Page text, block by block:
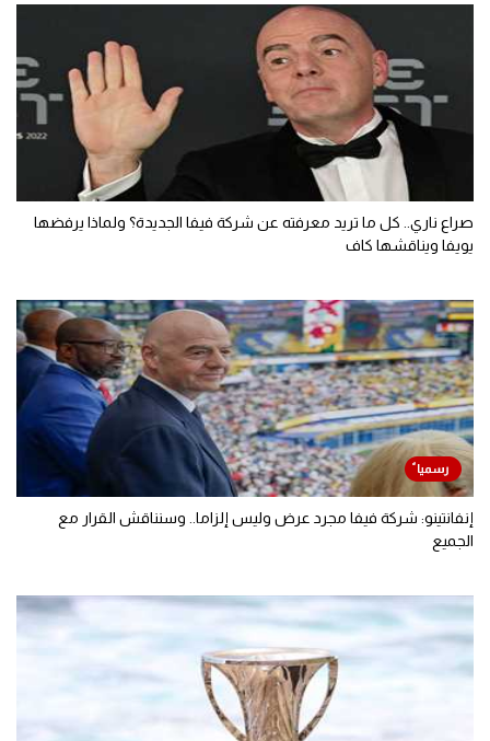
صراع ناري.. كل ما تريد معرفته عن شركة فيفا الجديدة؟ ولماذا يرفضها
يويفا ويناقشها كاف
إنفانتينو: شركة فيفا مجرد عرض وليس إلزاما.. وسنناقش القرار مع
الجميع